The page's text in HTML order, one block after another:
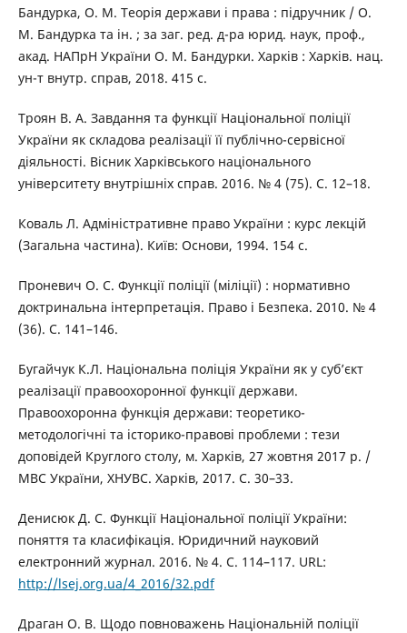
Бандурка, О. М. Теорія держави і права : підручник / О.
М. Бандурка та ін. ; за заг. ред. д-ра юрид. наук, проф.,
акад. НАПрН України О. М. Бандурки. Харків : Харків. нац.
ун-т внутр. справ, 2018. 415 с.
Троян В. А. Завдання та функції Національної поліції
України як складова реалізації її публічно-сервісної
діяльності. Вісник Харківського національного
університету внутрішніх справ. 2016. № 4 (75). С. 12–18.
Коваль Л. Адміністративне право України : курс лекцій
(Загальна частина). Київ: Основи, 1994. 154 с.
Проневич О. С. Функції поліції (міліції) : нормативно
доктринальна інтерпретація. Право і Безпека. 2010. № 4
(36). С. 141–146.
Бугайчук К.Л. Національна поліція України як у суб’єкт
реалізації правоохоронної функції держави.
Правоохоронна функція держави: теоретико-
методологічні та історико-правові проблеми : тези
доповідей Круглого столу, м. Харків, 27 жовтня 2017 р. /
МВС України, ХНУВС. Харків, 2017. С. 30–33.
Денисюк Д. С. Функції Національної поліції України:
поняття та класифікація. Юридичний науковий
електронний журнал. 2016. № 4. С. 114–117. URL:
http://lsej.org.ua/4_2016/32.pdf
Драган О. В. Щодо повноважень Національній поліції